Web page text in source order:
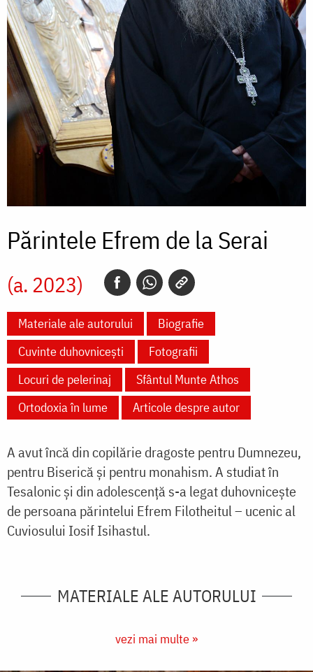
Părintele Efrem de la Serai
(a. 2023)
Materiale ale autorului
Biografie
Cuvinte duhovnicești
Fotografii
Locuri de pelerinaj
Sfântul Munte Athos
Ortodoxia în lume
Articole despre autor
A avut încă din copilărie dragoste pentru Dumnezeu,
pentru Biserică și pentru monahism. A studiat în
Tesalonic și din adolescență s-a legat duhovnicește
de persoana părintelui Efrem Filotheitul – ucenic al
Cuviosului Iosif Isihastul.
MATERIALE ALE AUTORULUI
vezi mai multe »